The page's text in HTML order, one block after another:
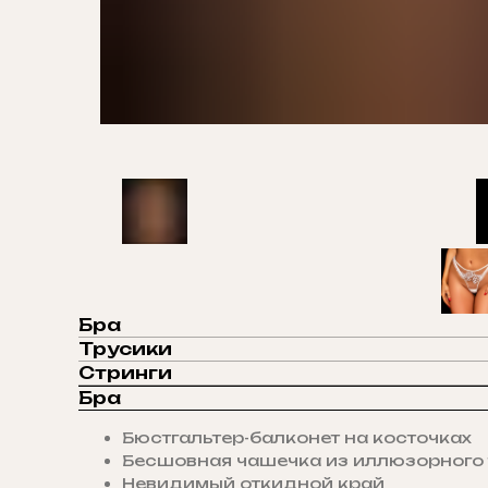
Бра
Трусики
Стринги
Бра
Бюстгальтер-балконет на косточках
Бесшовная чашечка из иллюзорного
Невидимый откидной край